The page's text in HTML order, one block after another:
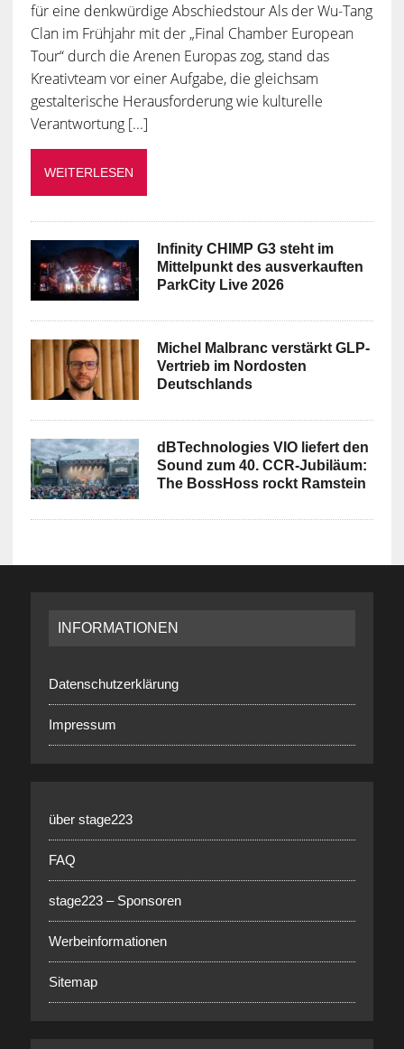
für eine denkwürdige Abschiedstour Als der Wu-Tang
Clan im Frühjahr mit der „Final Chamber European
Tour“ durch die Arenen Europas zog, stand das
Kreativteam vor einer Aufgabe, die gleichsam
gestalterische Herausforderung wie kulturelle
Verantwortung [...]
WEITERLESEN
Infinity CHIMP G3 steht im
Mittelpunkt des ausverkauften
ParkCity Live 2026
Michel Malbranc verstärkt GLP-
Vertrieb im Nordosten
Deutschlands
dBTechnologies VIO liefert den
Sound zum 40. CCR-Jubiläum:
The BossHoss rockt Ramstein
INFORMATIONEN
Datenschutzerklärung
Impressum
über stage223
FAQ
stage223 – Sponsoren
Werbeinformationen
Sitemap